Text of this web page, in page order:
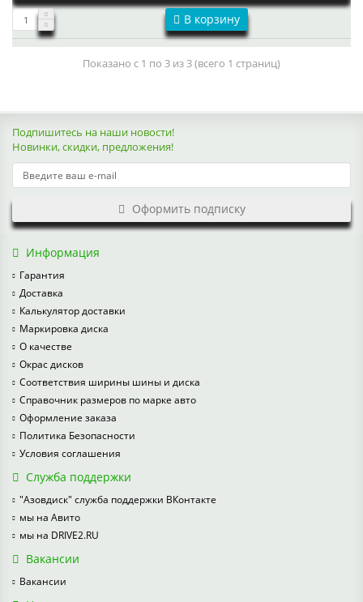
В корзину
Показано с 1 по 3 из 3 (всего 1 страниц)
Подпишитесь на наши новости!
Новинки, скидки, предложения!
Оформить подписку
Информация
Гарантия
Доставка
Калькулятор доставки
Маркировка диска
О качестве
Окрас дисков
Соответствия ширины шины и диска
Справочник размеров по марке авто
Оформление заказа
Политика Безопасности
Условия соглашения
Служба поддержки
"Азовдиск" служба поддержки ВКонтакте
мы на Авито
мы на DRIVE2.RU
Вакансии
Вакансии